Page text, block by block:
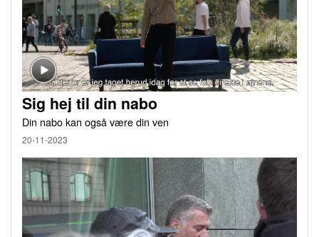
Sig hej til din nabo
Din nabo kan også være din ven
20-11-2023